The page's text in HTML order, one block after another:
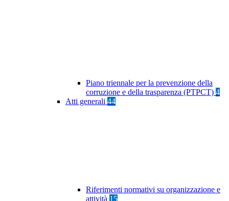
Piano triennale per la prevenzione della
corruzione e della trasparenza (PTPCT) 4
Atti generali 44
Riferimenti normativi su organizzazione e
attività 15